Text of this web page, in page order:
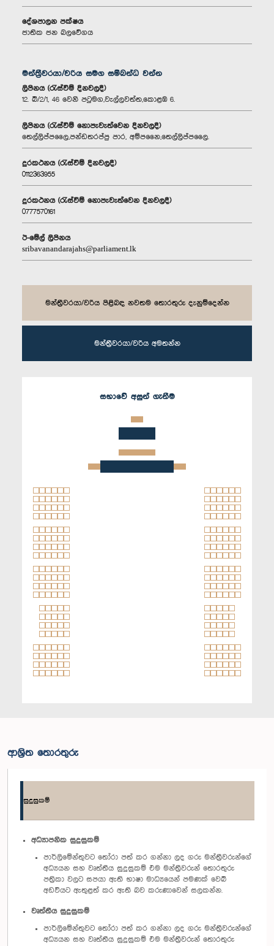
දේශපාලන පක්ෂය
ජාතික ජන බලවේගය
මන්ත්‍රීවරයා/වරිය සමග සම්බන්ධ වන්න
ලිපිනය (රැස්වීම් දිනවලදී)
12. බී/2/1, 46 වෙනි පටුමග,වැල්ලවත්ත,කොළඹ 6.
ලිපිනය (රැස්වීම් නොපැවැත්වෙන දිනවලදී)
තෙල්ලිප්පලෛ,පන්ඩතරප්පු පාර, අම්පනෛ,තෙල්ලිප්පලෛ.
දුරකථනය (රැස්වීම් දිනවලදී)
0112363955
දුරකථනය (රැස්වීම් නොපැවැත්වෙන දිනවලදී)
0777570161
ඊ-මේල් ලිපිනය
sribavanandarajahs@parliament.lk
මන්ත්‍රීවරයා/වරිය පිළිබඳ නවතම තොරතුරු දැනුම්දෙන්න
මන්ත්‍රීවරයා/වරිය අමතන්න
සභාවේ අසුන් ගැනීම
ආශ්‍රිත තොරතුරු
සුදුසුකම්
අධ්‍යාපනික සුදුසුකම්
පාර්ලිමේන්තුවට තෝරා පත් කර ගන්නා ලද ගරු මන්ත්‍රීවරුන්ගේ
අධ්‍යයන සහ වෘත්තීය සුදුසුකම් එම මන්ත්‍රීවරුන් තොරතුරු
පත්‍රිකා වලට සපයා ඇති භාෂා මාධ්‍යයෙන් පමණක් වෙබ්
අඩවියට ඇතුළත් කර ඇති බව කරුණාවෙන් සලකන්න.
වෘත්තීය සුදුසුකම්
පාර්ලිමේන්තුවට තෝරා පත් කර ගන්නා ලද ගරු මන්ත්‍රීවරුන්ගේ
අධ්‍යයන සහ වෘත්තීය සුදුසුකම් එම මන්ත්‍රීවරුන් තොරතුරු